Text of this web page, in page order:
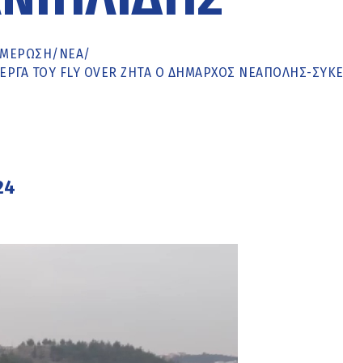
/ ΝΕΑ/
ΤΟΥ FLY OVER ΖΗΤΆ Ο ΔΉΜΑΡΧΟΣ ΝΕΆΠΟΛΗΣ-